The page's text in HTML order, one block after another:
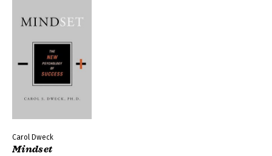
Carol Dweck
Mindset